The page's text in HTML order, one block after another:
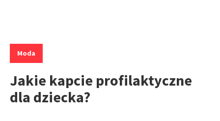
Kategorie:
Moda
Jakie kapcie profilaktyczne
dla dziecka?